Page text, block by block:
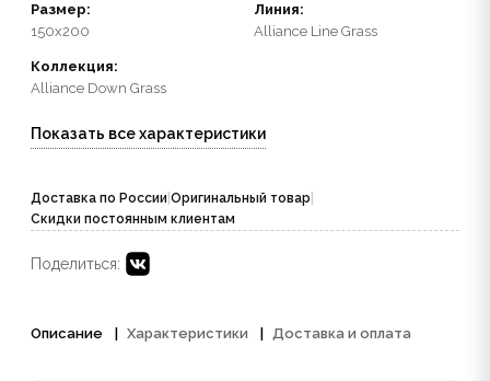
Размер:
150x200
Линия:
Alliance Line Grass
Коллекция:
Alliance Down Grass
Показать все характеристики
Доставка по России Оригинальный товар
Скидки постоянным клиентам
Поделиться:
Описание Характеристики Доставка и оплата